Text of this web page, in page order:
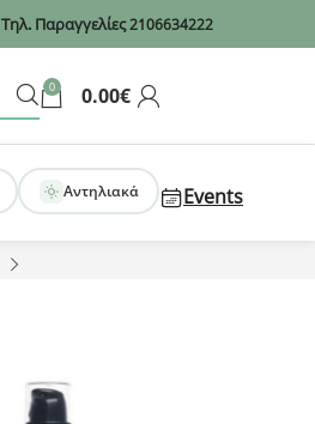
Τηλ. Παραγγελίες2106634222
0 0.00€
Αντηλιακά Events